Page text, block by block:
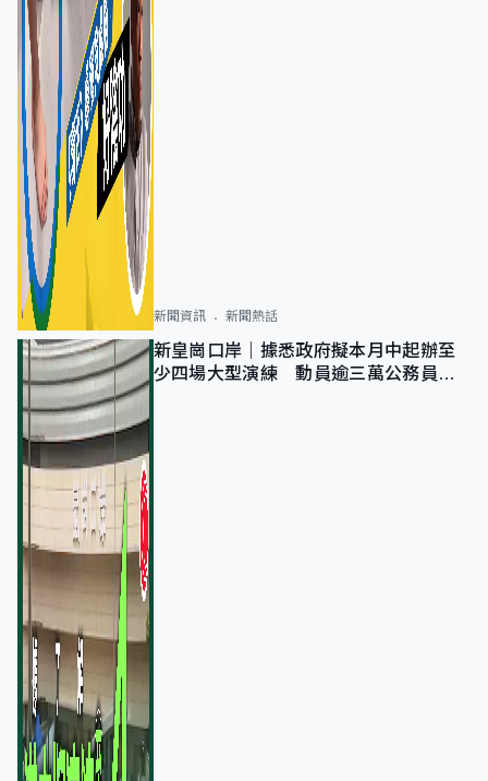
新聞資訊 新聞熱話
新皇崗口岸｜據悉政府擬本月中起辦至
少四場大型演練 動員逾三萬公務員人